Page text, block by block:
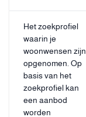
Het zoekprofiel
waarin je
woonwensen zijn
opgenomen. Op
basis van het
zoekprofiel kan
een aanbod
worden